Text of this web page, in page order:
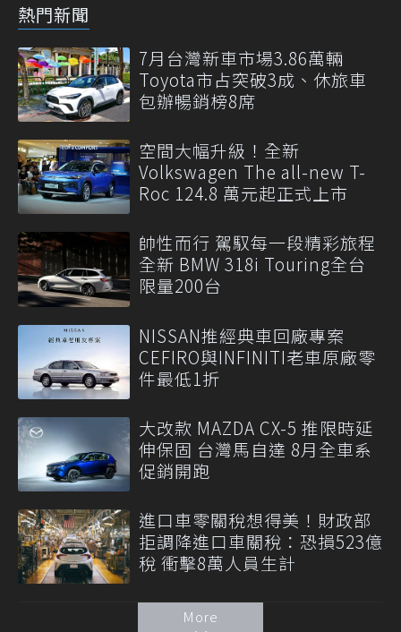
熱門新聞
7月台灣新車市場3.86萬輛
Toyota市占突破3成、休旅車
包辦暢銷榜8席
空間大幅升級！全新
Volkswagen The all-new T-
Roc 124.8 萬元起正式上市
帥性而行 駕馭每一段精彩旅程
全新 BMW 318i Touring全台
限量200台
NISSAN推經典車回廠專案
CEFIRO與INFINITI老車原廠零
件最低1折
大改款 MAZDA CX-5 推限時延
伸保固 台灣馬自達 8月全車系
促銷開跑
進口車零關稅想得美！財政部
拒調降進口車關稅：恐損523億
稅 衝擊8萬人員生計
More